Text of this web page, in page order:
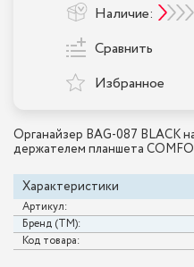
Органайзер BAG-087 BLACK
держателем планшета
Характеристики
Артикул:
Бренд (ТМ):
Код товара:
Наличие:
Сравнить
Избранное